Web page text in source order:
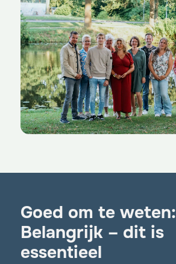
Goed om te weten:
Belangrijk – dit is
essentieel